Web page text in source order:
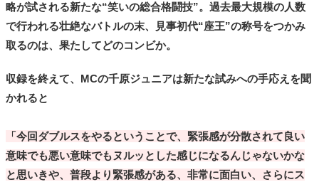
略が試される新たな“笑いの総合格闘技”。過去最大規模の人数
で行われる壮絶なバトルの末、見事初代“座王”の称号をつかみ
取るのは、果たしてどのコンビか。
収録を終えて、MCの千原ジュニアは新たな試みへの手応えを聞
かれると
「今回ダブルスをやるということで、緊張感が分散されて良い
意味でも悪い意味でもヌルッとした感じになるんじゃないかな
と思いきや、普段より緊張感がある、非常に面白い、さらにス